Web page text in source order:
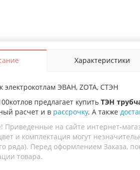
Характеристики
электрокотлам ЭВАН, ZOTA, СТЭН
предлагает купить ТЭН
расчет и в рассрочку. А также
Приведенные на сайте интернет-
и комплектация могут
ряда). Перед оформлением Заказа,
товара.